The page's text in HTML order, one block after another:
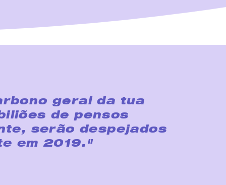
geral da tua
de pensos
serão despejados
em 2019."